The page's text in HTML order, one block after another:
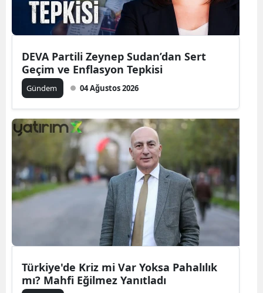
DEVA Partili Zeynep Sudan’dan Sert
Geçim ve Enflasyon Tepkisi
Gündem 04 Ağustos 2026
Türkiye'de Kriz mi Var Yoksa Pahalılık
mı? Mahfi Eğilmez Yanıtladı